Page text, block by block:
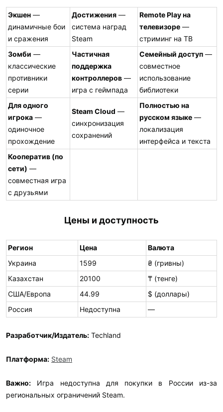
Экшен —
динамичные бои
и сражения
Достижения —
система наград
Steam
Remote Play на
телевизоре —
стриминг на ТВ
Зомби —
классические
противники
серии
Частичная
поддержка
контроллеров —
игра с геймпада
Семейный доступ —
совместное
использование
библиотеки
Для одного
игрока —
одиночное
прохождение
Steam Cloud —
синхронизация
сохранений
Полностью на
русском языке —
локализация
интерфейса и текста
Кооператив (по
сети) —
совместная игра
с друзьями
Цены и доступность
Регион Цена
Валюта
Украина
1599
₴ (гривны)
Казахстан
20100
₸ (тенге)
США/Европа
44.99
$ (доллары)
Россия
Недоступна —
Разработчик/Издатель: Techland
Платформа: Steam
Важно: Игра недоступна для покупки в России из-за
региональных ограничений Steam.​